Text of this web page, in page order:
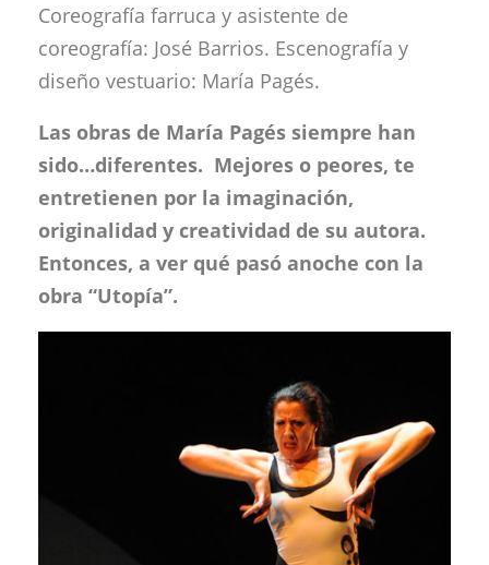
Coreografía farruca y asistente de
coreografía: José Barrios. Escenografía y
diseño vestuario: María Pagés.
Las obras de María Pagés siempre han
sido…diferentes. Mejores o peores, te
entretienen por la imaginación,
originalidad y creatividad de su autora.
Entonces, a ver qué pasó anoche con la
obra “Utopía”.